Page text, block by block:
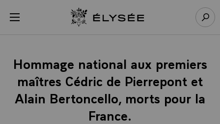
menu Retour à l’accueil Élysée
Hommage national aux premiers
maîtres Cédric de Pierrepont et
Alain Bertoncello, morts pour la
France.
Panneau de gestion des cookies